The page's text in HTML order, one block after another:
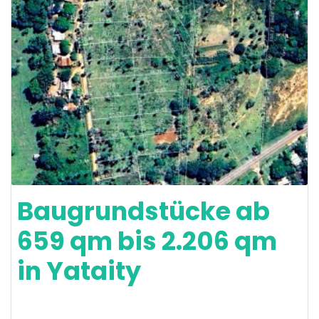
Baugrundstücke ab
659 qm bis 2.206 qm
in Yataity